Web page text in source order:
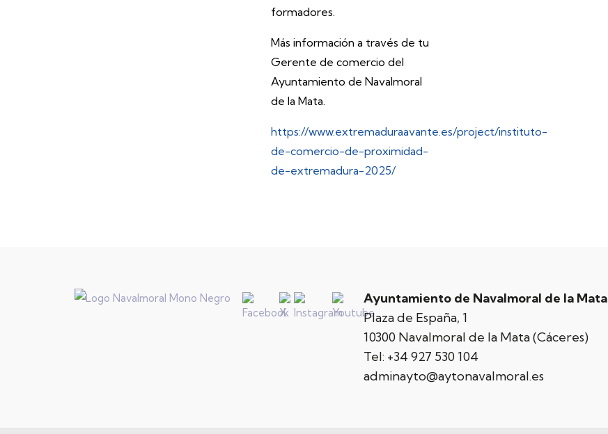
formadores.
Más información a través de tu
Gerente de comercio del
Ayuntamiento de Navalmoral
de la Mata.
https://www.extremaduraavante.es/project/instituto-
de-comercio-de-proximidad-
de-extremadura-2025/
Ayuntamiento de Navalmoral de la Mata
Plaza de España, 1
10300 Navalmoral de la Mata (Cáceres)
Tel: +34 927 530 104
adminayto@aytonavalmoral.es